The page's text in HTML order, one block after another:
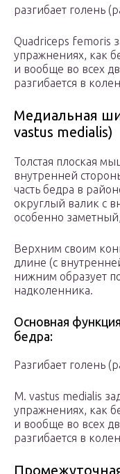
разгибает голень
Quadriceps femoris
упражнениях, как
и вообще во всех
разгибается в
Медиальная
vastus medialis)
Толстая плоская
внутренней
часть бедра в
округлый валик с
особенно
Верхним своим
длине (с
нижним образует
надколенника.
Основная
бедра:
Разгибает голень
M. vastus medialis
упражнениях, как
и вообще во всех
разгибается в